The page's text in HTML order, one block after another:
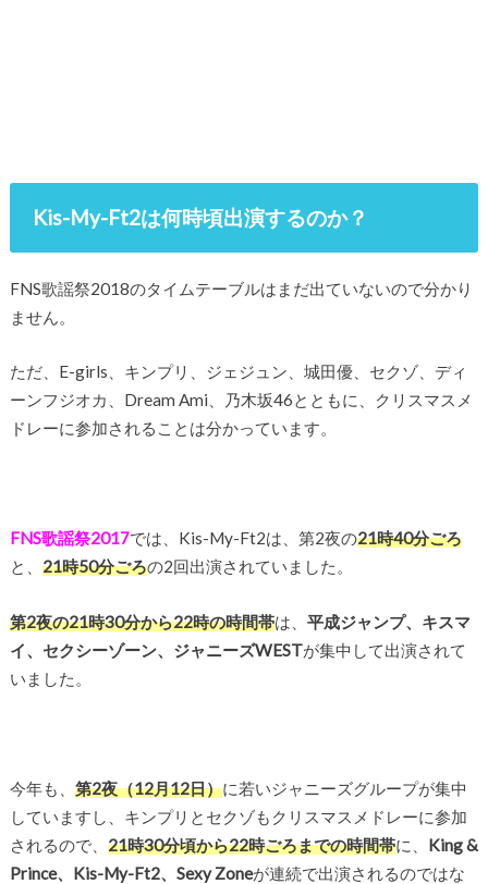
Kis-My-Ft2は何時頃出演するのか？
FNS歌謡祭2018のタイムテーブルはまだ出ていないので分かり
ません。
ただ、E-girls、キンプリ、ジェジュン、城田優、セクゾ、ディ
ーンフジオカ、Dream Ami、乃木坂46とともに、クリスマスメ
ドレーに参加されることは分かっています。
FNS歌謡祭2017では、Kis-My-Ft2は、第2夜の21時40分ごろ
と、 21時50分ごろの2回出演されていました。
第2夜の21時30分から22時の時間帯は、 平成ジャンプ、キスマ
イ、セクシーゾーン、ジャニーズWESTが集中して出演されて
いました。
今年も、 第2夜（12月12日）に若いジャニーズグループが集中
していますし、キンプリとセクゾもクリスマスメドレーに参加
されるので、 21時30分頃から22時ごろまでの時間帯に、 King &
Prince、Kis-My-Ft2、Sexy Zoneが連続で出演されるのではな